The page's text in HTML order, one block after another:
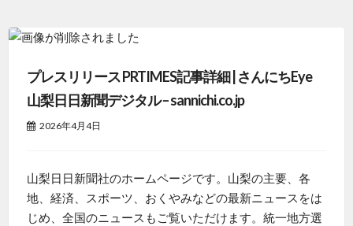
プレスリリース PRTIMES記事詳細 | さんにちEye
山梨日日新聞デジタル – sannichi.co.jp
2026年4月4日
山梨日日新聞社のホームページです。山梨の主要、各
地、経済、スポーツ、おくやみなどの最新ニュースをは
じめ、全国のニュースもご覧いただけます。統一地方選